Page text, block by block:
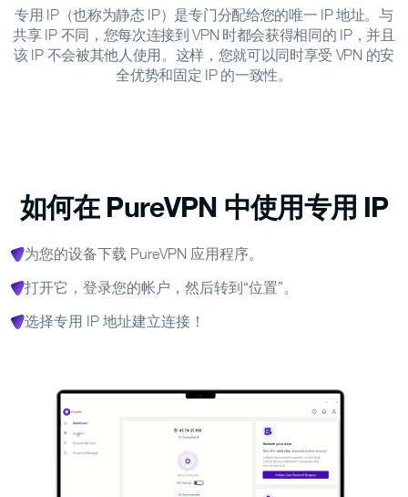
专用 IP（也称为静态 IP）是专门分配给您的唯一 IP 地址。与
共享 IP 不同，您每次连接到 VPN 时都会获得相同的 IP，并且
该 IP 不会被其他人使用。这样，您就可以同时享受 VPN 的安
全优势和固定 IP 的一致性。
如何在 PureVPN 中使用专用 IP
为您的设备下载 PureVPN 应用程序。
打开它，登录您的帐户，然后转到“位置”。
选择专用 IP 地址建立连接！